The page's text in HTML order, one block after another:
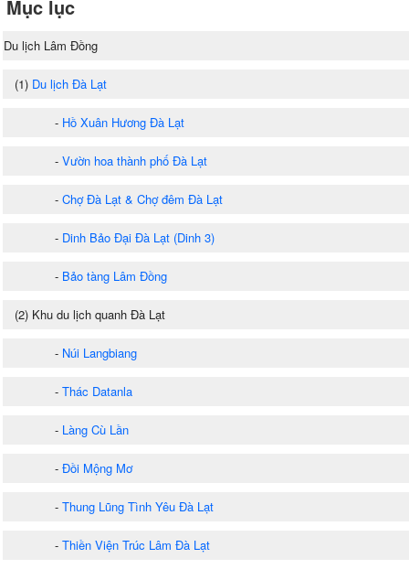
Mục lục
Du lịch Lâm Đồng
(1) Du lịch Đà Lạt
- Hồ Xuân Hương Đà Lạt
- Vườn hoa thành phố Đà Lạt
- Chợ Đà Lạt & Chợ đêm Đà Lạt
- Dinh Bảo Đại Đà Lạt (Dinh 3)
- Bảo tàng Lâm Đồng
(2) Khu du lịch quanh Đà Lạt
- Núi Langbiang
- Thác Datanla
- Làng Cù Lần
- Đồi Mộng Mơ
- Thung Lũng Tình Yêu Đà Lạt
- Thiền Viện Trúc Lâm Đà Lạt